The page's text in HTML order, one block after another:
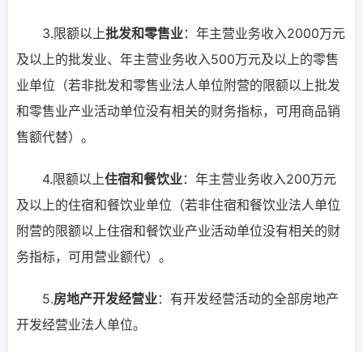
3.限额以上批发和零售业：年主营业务收入2000万元
及以上的批发业、年主营业务收入500万元及以上的零售
业单位（若非批发和零售业法人单位附营的限额以上批发
和零售业产业活动单位没有相关的财务指标，可用商品销
售额代替）。
4.限额以上住宿和餐饮业：年主营业务收入200万元
及以上的住宿和餐饮业单位（若非住宿和餐饮业法人单位
附营的限额以上住宿和餐饮业产业活动单位没有相关的财
务指标，可用营业额代）。
5.房地产开发经营业：有开发经营活动的全部房地产
开发经营业法人单位。